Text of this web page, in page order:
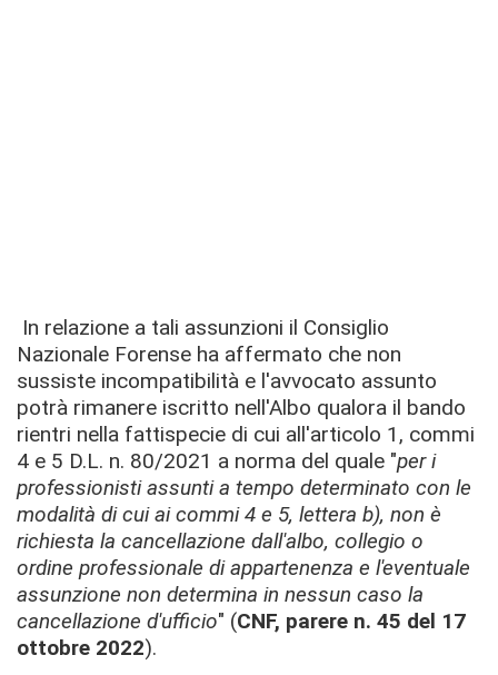
In relazione a tali assunzioni il Consiglio
Nazionale Forense ha affermato che non
sussiste incompatibilità e l'avvocato assunto
potrà rimanere iscritto nell'Albo qualora il bando
rientri nella fattispecie di cui all'articolo 1, commi
4 e 5 D.L. n. 80/2021 a norma del quale "per i
professionisti assunti a tempo determinato con le
modalità di cui ai commi 4 e 5, lettera b), non è
richiesta la cancellazione dall'albo, collegio o
ordine professionale di appartenenza e l'eventuale
assunzione non determina in nessun caso la
cancellazione d'ufficio" (CNF, parere n. 45 del 17
ottobre 2022).